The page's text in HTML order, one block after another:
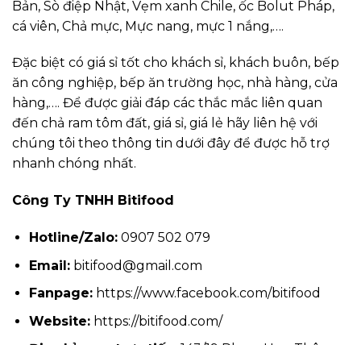
Bản, Sò điệp Nhật, Vẹm xanh Chile, ốc Bolut Pháp,
cá viên, Chả mực, Mực nang, mực 1 nắng,….
Đặc biệt có giá sỉ tốt cho khách sỉ, khách buôn, bếp
ăn công nghiệp, bếp ăn trường học, nhà hàng, cửa
hàng,…. Để được giải đáp các thắc mắc liên quan
đến chả ram tôm đất, giá sỉ, giá lẻ hãy liên hệ với
chúng tôi theo thông tin dưới đây để được hỗ trợ
nhanh chóng nhất.
Công Ty TNHH Bitifood
Hotline/Zalo:0907 502 079
Email:bitifood@gmail.com
Fanpage:https://www.facebook.com/bitifood
Website:https://bitifood.com/